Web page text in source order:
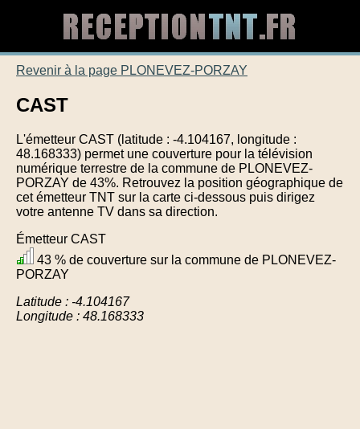
Revenir à la page PLONEVEZ-PORZAY
CAST
L'émetteur CAST (latitude : -4.104167, longitude :
48.168333) permet une couverture pour la télévision
numérique terrestre de la commune de PLONEVEZ-
PORZAY de 43%. Retrouvez la position géographique de
cet émetteur TNT sur la carte ci-dessous puis dirigez
votre antenne TV dans sa direction.
Émetteur CAST
43 % de couverture sur la commune de PLONEVEZ-
PORZAY
Latitude : -4.104167
Longitude : 48.168333